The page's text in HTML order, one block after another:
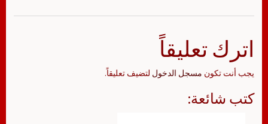
اترك تعليقاً
يجب أنت تكون مسجل الدخول لتضيف تعليقاً.
كتب شائعة: